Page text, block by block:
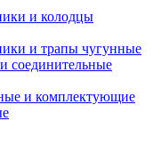
и колодцы
и трапы чугунные
соединительные
и комплектующие